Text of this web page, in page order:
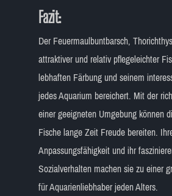
Fazit:
Der Feuermaulbuntbarsch,
attraktiver und relativ pflegeleichter
lebhaften Färbung und seinem
jedes Aquarium bereichert. Mit der
einer geeigneten Umgebung können
Fische lange Zeit Freude bereiten.
Anpassungsfähigkeit und ihr
Sozialverhalten machen sie zu einer
für Aquarienliebhaber jeden Alters.